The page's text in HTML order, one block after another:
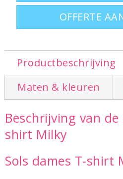
OFFERTE
Productbeschrijving
Maten & kleuren
Beschrijving van de
shirt Milky
Sols dames T-shirt